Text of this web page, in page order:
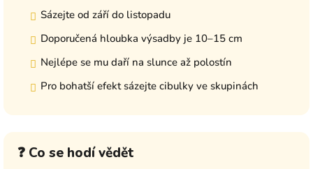
Sázejte od září do listopadu
Doporučená hloubka výsadby je 10–15 cm
Nejlépe se mu daří na slunce až polostín
Pro bohatší efekt sázejte cibulky ve skupinách
❓ Co se hodí vědět